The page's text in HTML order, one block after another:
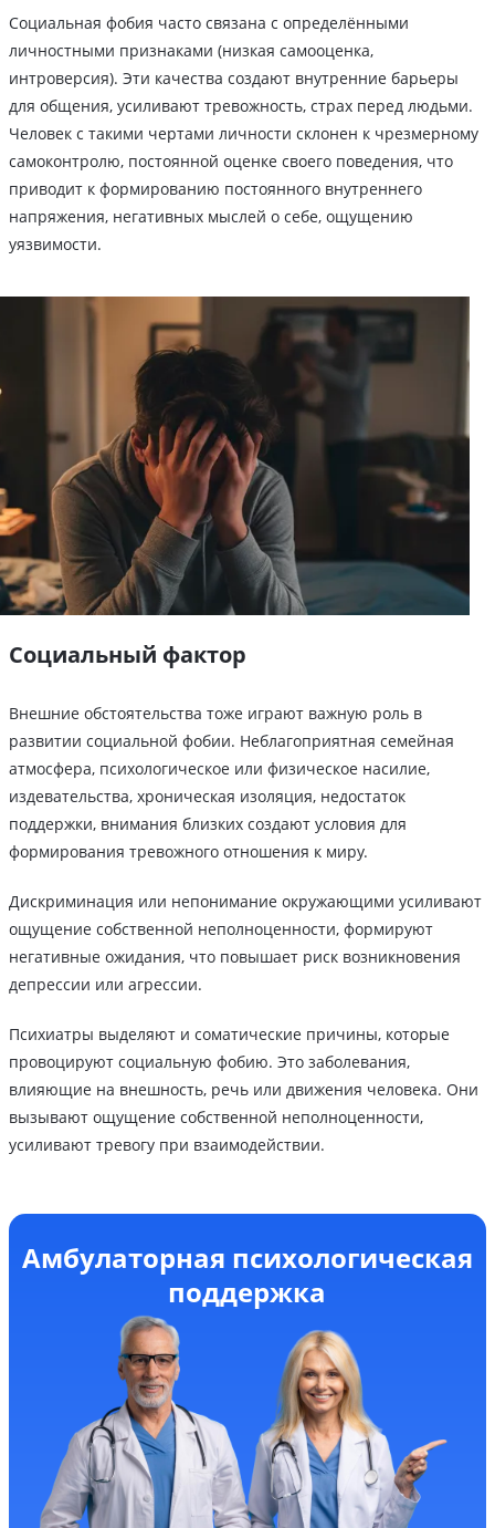
Социальная фобия часто связана с определёнными
личностными признаками (низкая самооценка,
интроверсия). Эти качества создают внутренние барьеры
для общения, усиливают тревожность, страх перед людьми.
Человек с такими чертами личности склонен к чрезмерному
самоконтролю, постоянной оценке своего поведения, что
приводит к формированию постоянного внутреннего
напряжения, негативных мыслей о себе, ощущению
уязвимости.
Социальный фактор
Внешние обстоятельства тоже играют важную роль в
развитии социальной фобии. Неблагоприятная семейная
атмосфера, психологическое или физическое насилие,
издевательства, хроническая изоляция, недостаток
поддержки, внимания близких создают условия для
формирования тревожного отношения к миру.
Дискриминация или непонимание окружающими усиливают
ощущение собственной неполноценности, формируют
негативные ожидания, что повышает риск возникновения
депрессии или агрессии.
Психиатры выделяют и соматические причины, которые
провоцируют социальную фобию. Это заболевания,
влияющие на внешность, речь или движения человека. Они
вызывают ощущение собственной неполноценности,
усиливают тревогу при взаимодействии.
Амбулаторная психологическая
поддержка